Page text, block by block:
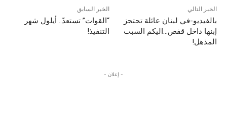
الخبر السابق
“القوات” تستعدّ.. أيلول شهر
التنفيذ!
الخبر التالي
بالفيديو-في لبنان عائلة تحتجز
إبنها داخل قفص…اليكم السبب
المذهل!
- إعلان -